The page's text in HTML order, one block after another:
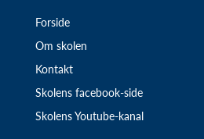
Forside
Om skolen
Kontakt
Skolens facebook-side
Skolens Youtube-kanal